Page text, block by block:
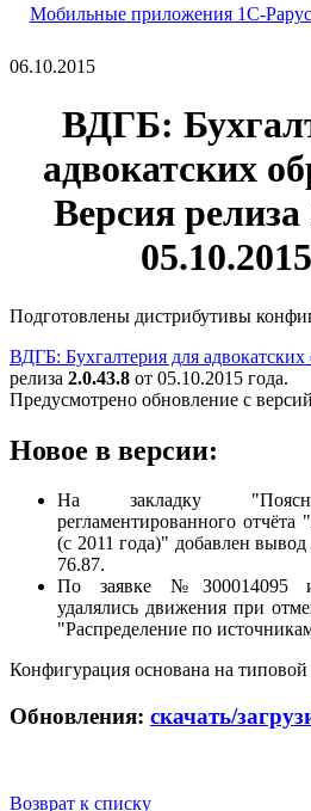
Мобильные приложения 1С-Рарус
06.10.2015
ВДГБ:
адвокатских
Версия релиза
Подготовлены дистрибутивы
ВДГБ: Бухгалтерия для адвокатских
релиза 2.0.43.8 от 05.10.2015 года.
Предусмотрено обновление с
Новое в версии:
На закладку
регламентированного отчёта
(с 2011 года)" добавлен
76.87.
По заявке №З00014095
удалялись движения при
"Распределение по
Конфигурация основана на
Обновления: скачать/
Возврат к списку